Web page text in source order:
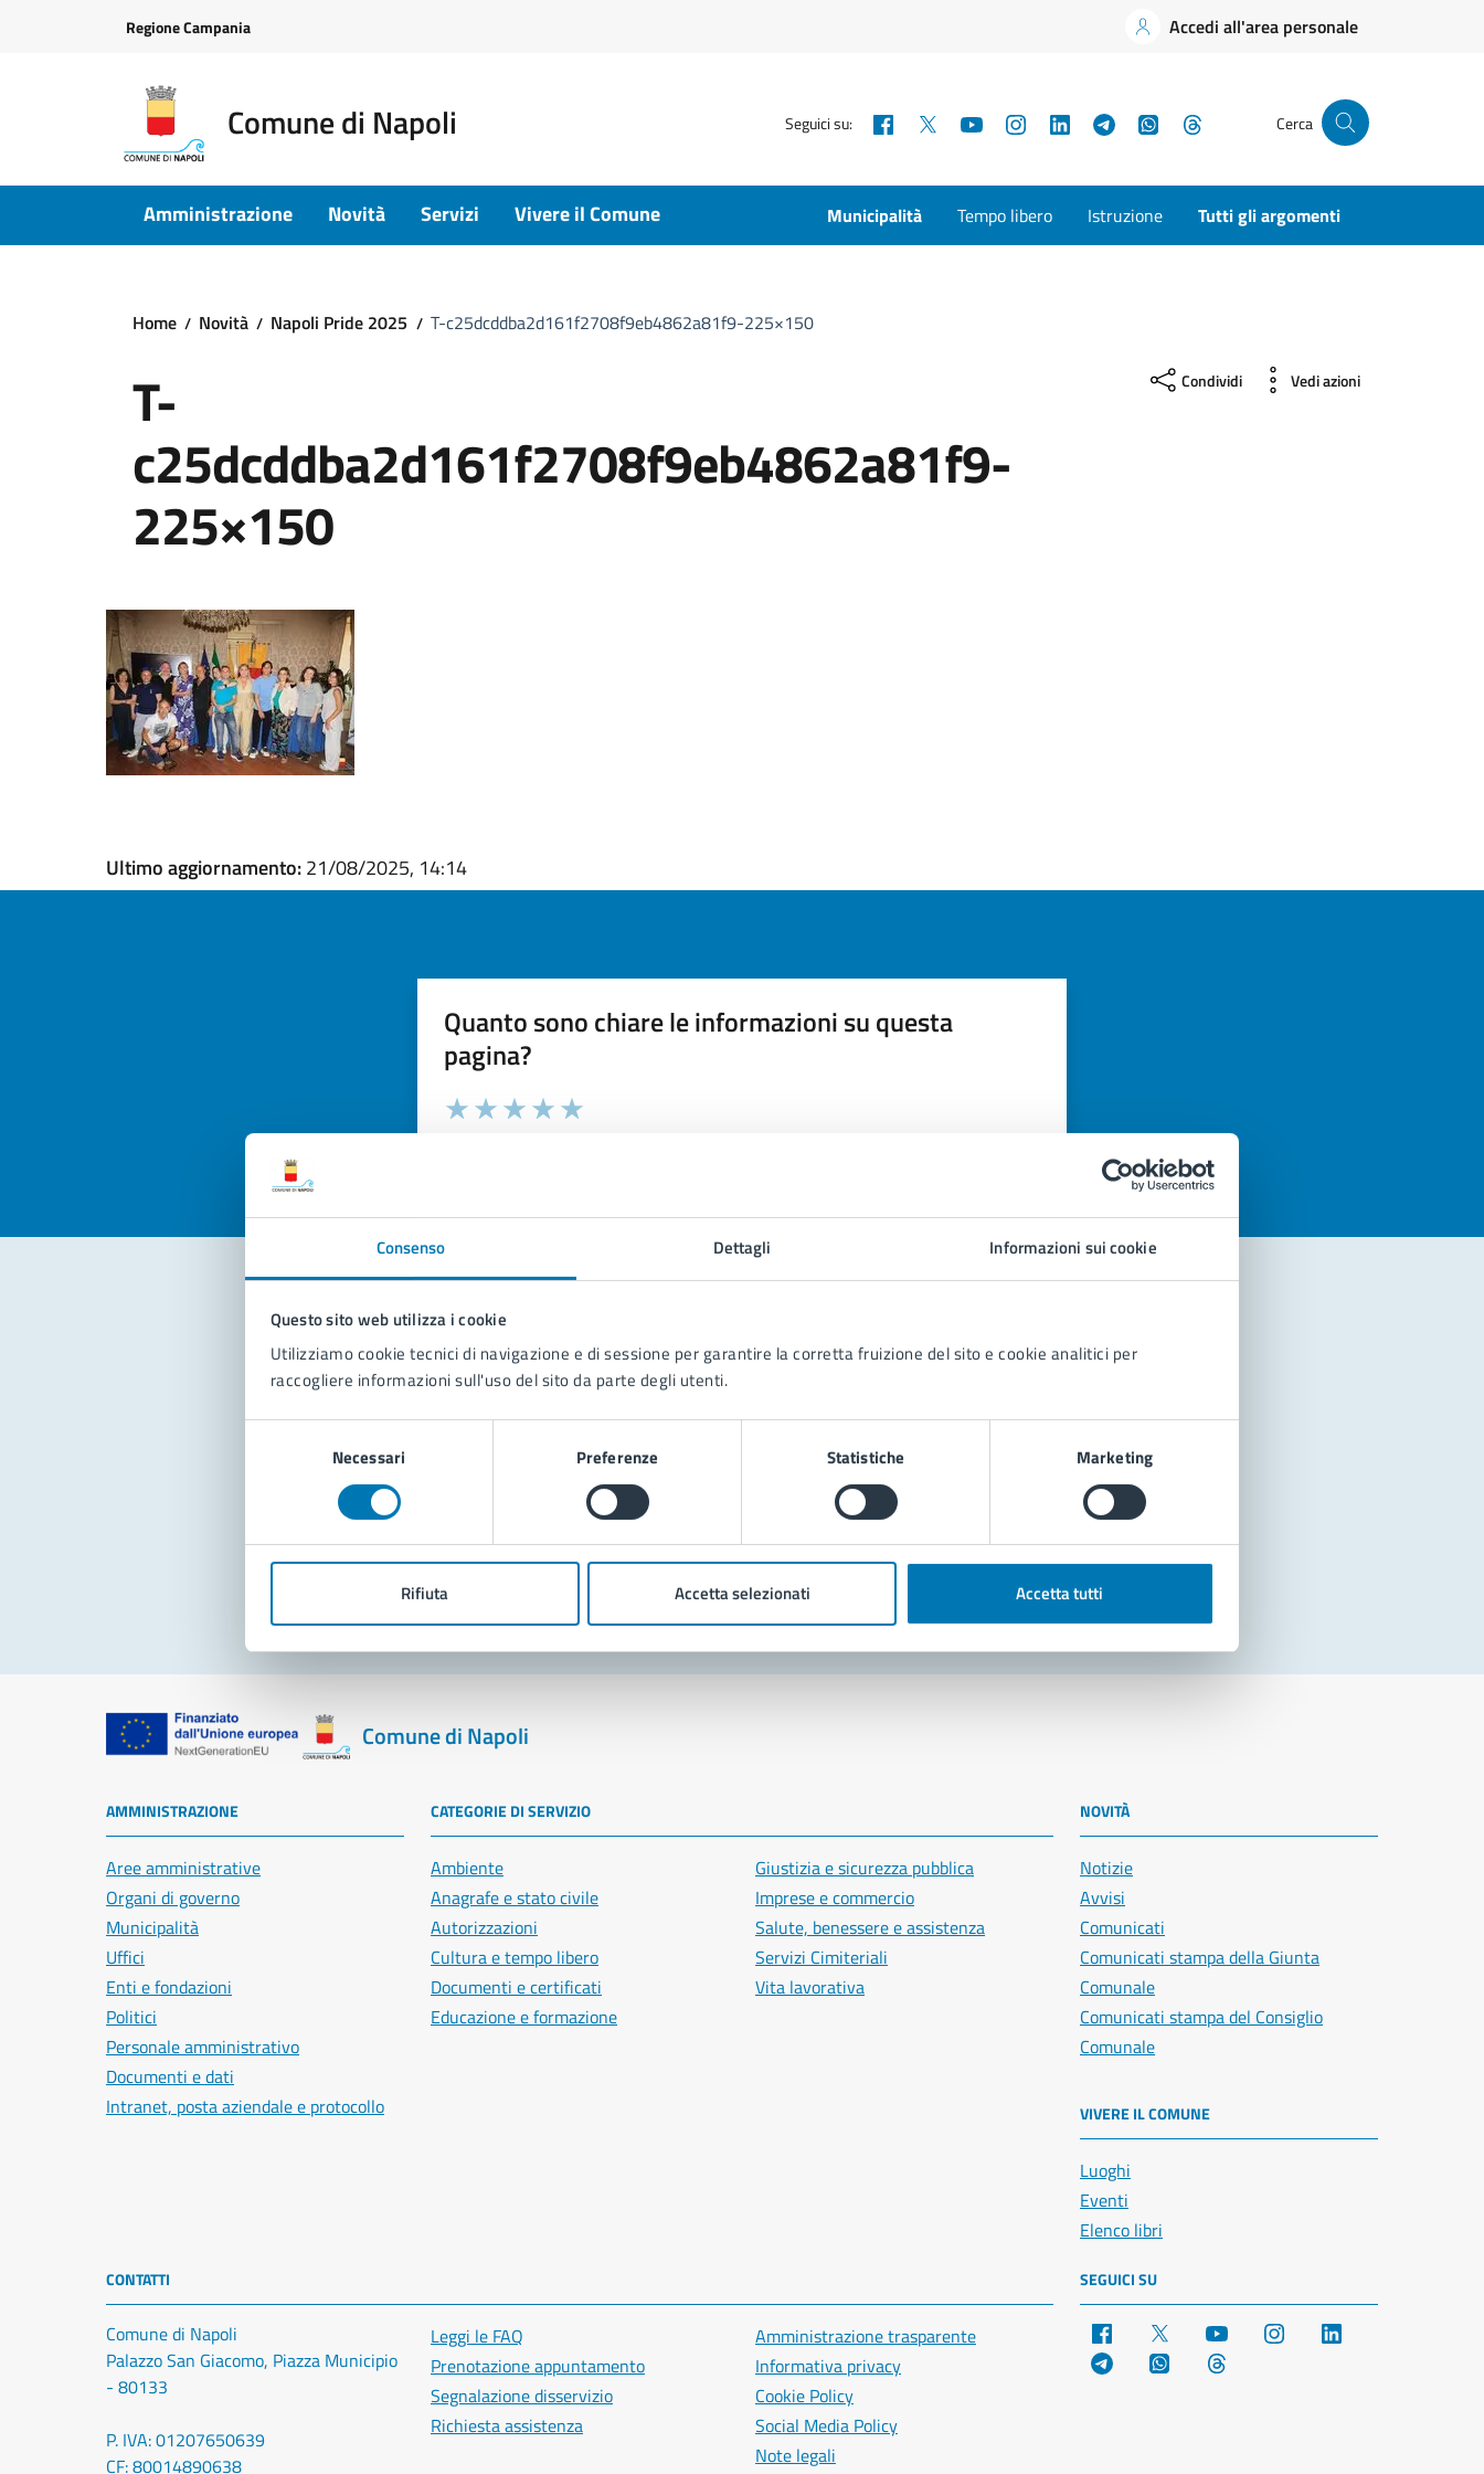
Consenso Dettagli Informazioni sui cookie
Questo sito web utilizza i cookie
Utilizziamo cookie tecnici di navigazione e di sessione per garantire la corretta fruizione del sito e cookie analitici per
raccogliere informazioni sull'uso del sito da parte degli utenti.
Necessari Preferenze Statistiche Marketing
Rifiuta Accetta selezionati Accetta tutti
Regione Campania Accedi all'area personale
Comune di Napoli Seguici su: Facebook YouTubeInstagramLinkedInTelegramWhatsApp Cerca
Amministrazione Novità Servizi Vivere il Comune Municipalità Tempo libero Istruzione Tutti gli argomenti
Home Novità Napoli Pride 2025 T-c25dcddba2d161f2708f9eb4862a81f9-225×150
T-
c25dcddba2d161f2708f9eb4862a81f9-
225×150
Condividi Vedi azioni
Ultimo aggiornamento:21/08/2025, 14:14
Quanto sono chiare le informazioni su questa
pagina?
Valuta la chiarezza delle informazioni (da 1 a 5 stelle)
Seleziona il numero di stelle per valutare la chiarezza delle informazioni
Contatta il comune
Leggi le domande frequenti
Richiedi assistenza
Prenota appuntamento
Problemi in città
Comune di Napoli
AMMINISTRAZIONE
Aree amministrative
Organi di governo
Municipalità
Uffici
Enti e fondazioni
Politici
Personale amministrativo
Documenti e dati
Intranet, posta aziendale e protocollo
CATEGORIE DI SERVIZIO
Ambiente
Anagrafe e stato civile
Autorizzazioni
Cultura e tempo libero
Documenti e certificati
Educazione e formazione
Giustizia e sicurezza pubblica
Imprese e commercio
Salute, benessere e assistenza
Servizi Cimiteriali
Vita lavorativa
NOVITÀ
Notizie
Avvisi
Comunicati
Comunicati stampa della Giunta
Comunale
Comunicati stampa del Consiglio
Comunale
VIVERE IL COMUNE
Luoghi
Eventi
Elenco libri
CONTATTI
Comune di Napoli
Palazzo San Giacomo, Piazza Municipio
- 80133
P. IVA: 01207650639
CF: 80014890638
Leggi le FAQ
Prenotazione appuntamento
Segnalazione disservizio
Richiesta assistenza
Amministrazione trasparente
Informativa privacy
Cookie Policy
Social Media Policy
Note legali
SEGUICI SU
Facebook YouTube Instagram
Telegram WhatsApp